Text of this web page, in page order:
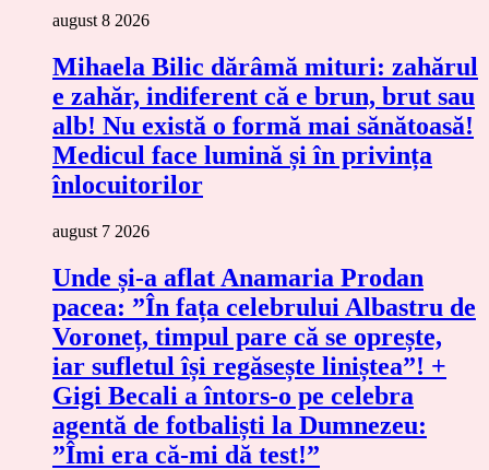
august 8 2026
Mihaela Bilic dărâmă mituri: zahărul
e zahăr, indiferent că e brun, brut sau
alb! Nu există o formă mai sănătoasă!
Medicul face lumină și în privința
înlocuitorilor
august 7 2026
Unde și-a aflat Anamaria Prodan
pacea: ”În fața celebrului Albastru de
Voroneț, timpul pare că se oprește,
iar sufletul își regăsește liniștea”! +
Gigi Becali a întors-o pe celebra
agentă de fotbaliști la Dumnezeu:
”Îmi era că-mi dă test!”